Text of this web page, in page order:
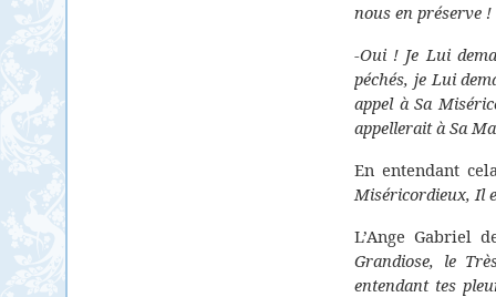
nous en préserve !
-Oui ! Je Lui
péchés, je Lui
appel à Sa
appellerait à Sa
En entendant
Miséricordieux, Il
L’Ange Gabriel
Grandiose, le
entendant tes